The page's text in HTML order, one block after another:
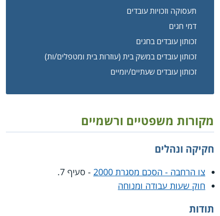
תעסוקה וזכויות עובדים
דמי חגים
זכותון עובדים בחגים
זכותון עובדים במשק בית (עוזרות בית ומטפלים/ות)
זכותון עובדים שעתיים/יומיים
מקורות משפטיים ורשמיים
חקיקה ונהלים
צו הרחבה - הסכם מסגרת 2000
- סעיף 7.
חוק שעות עבודה ומנוחה
תודות